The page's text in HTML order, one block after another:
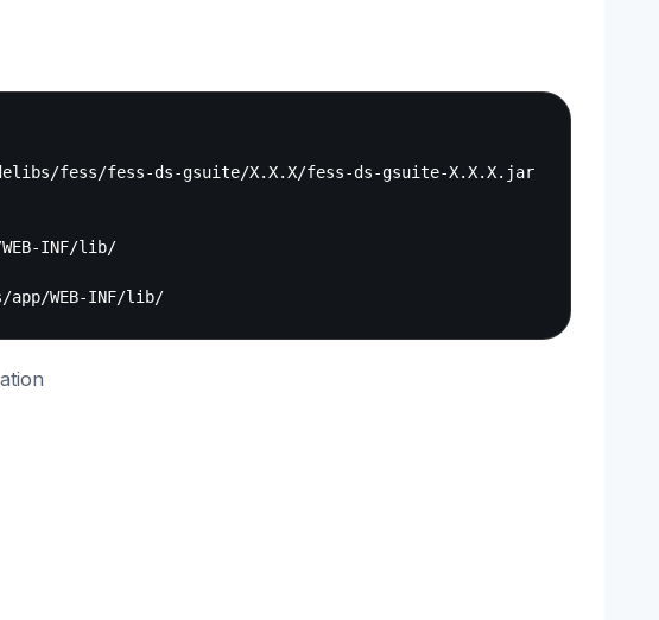
fess/fess-ds-gsuite/X.X.X/fess-ds-gsuite-X.X.X.jar
INF/lib/
cp fess-ds-gsuite-X.X.X.jar /usr/share/fess/app/WEB-INF/lib/